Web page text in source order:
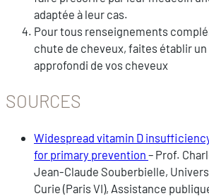
adaptée à leur cas.
Pour tous renseignements
chute de cheveux, faites établir
approfondi de vos cheveux
SOURCES
Widespread vitamin D
for primary prevention – Prof.
Jean-Claude Souberbielle,
Curie (Paris VI), Assistance